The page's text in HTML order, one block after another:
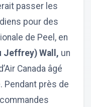
passer les
pour des
de Peel, en
Jeffrey) Wall, un
Canada âgé
Pendant près de